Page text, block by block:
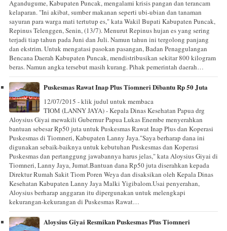
Agandugume, Kabupaten Puncak, mengalami krisis pangan dan terancam
kelaparan. "Ini akibat, sumber makanan seperti ubi-ubian dan tanaman
sayuran para warga mati tertutup es," kata Wakil Bupati Kabupaten Puncak,
Repinus Telenggen, Senin, (13/7). Menurut Repinus hujan es yang sering
terjadi tiap tahun pada Juni dan Juli. Namun tahun ini tergolong panjang
dan ekstrim. Untuk mengatasi pasokan pasangan, Badan Penaggulangan
Bencana Daerah Kabupaten Puncak, mendistribusikan sekitar 800 kilogram
beras. Namun angka tersebut masih kurang. Pihak pemerintah daerah…
Puskesmas Rawat Inap Plus Tiomneri Dibantu Rp 50 Juta
12/07/2015 - klik judul untuk membaca
TIOM (LANNY JAYA) - Kepala Dinas Kesehatan Papua drg
Aloysius Giyai mewakili Gubernur Papua Lukas Enembe menyerahkan
bantuan sebesar Rp50 juta untuk Puskesmas Rawat Inap Plus dan Koperasi
Puskesmas di Tiomneri, Kabupaten Lanny Jaya."Saya berharap dana ini
digunakan sebaik-baiknya untuk kebutuhan Puskesmas dan Koperasi
Puskesmas dan pertanggung jawabannya harus jelas," kata Aloysius Giyai di
Tiomneri, Lanny Jaya, Jumat.Bantuan dana Rp50 juta diserahkan kepada
Direktur Rumah Sakit Tiom Poren Weya dan disaksikan oleh Kepala Dinas
Kesehatan Kabupaten Lanny Jaya Malki Yigibalom.Usai penyerahan,
Aloysius berharap anggaran itu dipergunakan untuk melengkapi
kekurangan-kekurangan di Puskesmas Rawat…
Aloysius Giyai Resmikan Puskesmas Plus Tiomneri